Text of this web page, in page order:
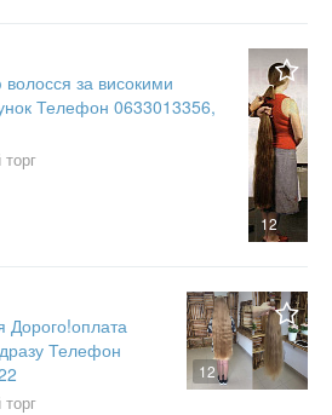
12
волосся за високими
Телефон 0633013356,
12
Дорого!оплата
Телефон